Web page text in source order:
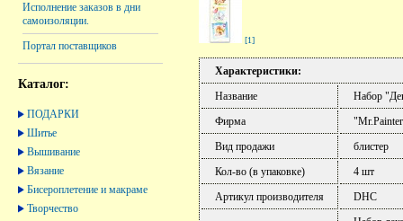
Исполнение заказов в дни
самоизоляции.
Портал поставщиков
Каталог:
ПОДАРКИ
Шитье
Вышивание
Вязание
Бисероплетение и макраме
Творчество
[1]
Характеристики:
Название
Набор
Фирма
Вид продажи
блистер
Кол-во (в упаковке)
4 шт
Артикул производителя
DHC